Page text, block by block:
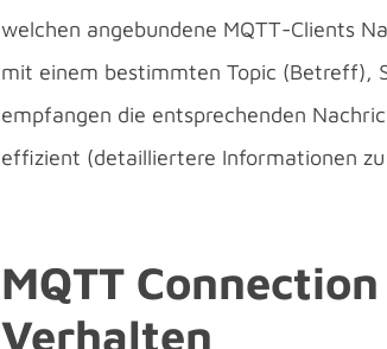
welchen angebundene MQTT-Clients
mit einem bestimmten Topic (Betreff),
empfangen die entsprechenden
effizient (detailliertere Informationen zu
MQTT
Verhalten